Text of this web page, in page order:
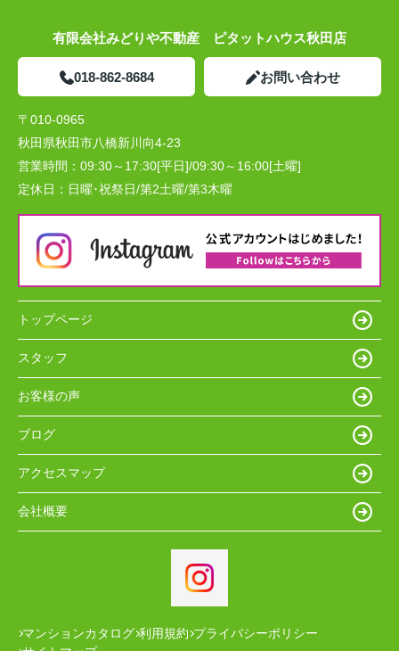
有限会社みどりや不動産 ピタットハウス秋田店
018-862-8684 お問い合わせ
〒010-0965
秋田県秋田市八橋新川向4-23
営業時間： 09:30～17:30[平日]/09:30～16:00[土曜]
定休日： 日曜･祝祭日/第2土曜/第3木曜
トップページ
スタッフ
お客様の声
ブログ
アクセスマップ
会社概要
マンションカタログ 利用規約 プライバシーポリシー